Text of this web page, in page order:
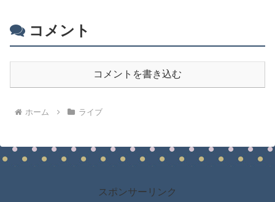
コメント
コメントを書き込む
ホーム ライブ
スポンサーリンク